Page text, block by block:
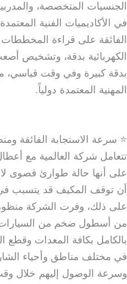
الجنسيات المتخصصة،
في الأكاديميات الفنية
الفائقة على قراءة المخططات
الكهربائية بدقة، وتشخيص
بدقة كبيرة وفي وقت قياسي، مع
المهنية المعتمدة دولياً.
⭐ سرعة الاستجابة الفائقة
تتعامل شركة العالمية مع
على أنها حالة طوارئ قصوى لا
أن توقف المكيف قد يتسبب في
على ذلك، وفرت الشركة
من أسطول ضخم من السيارات
بالكامل بكافة المعدات وقطع
في مختلف مناطق وأحياء
وسرعة الوصول إليهم خلال